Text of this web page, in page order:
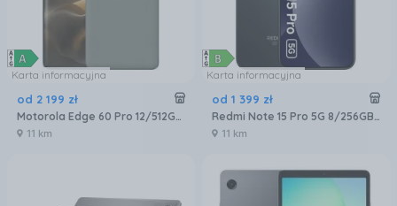
Karta informacyjna
od 2 199 zł
Motorola Edge 60 Pro 12/512GB Szary
11 km
Karta informacyjna
od 1 399 zł
Redmi Note 15 Pro 5G 8/256GB Czarny
11 km